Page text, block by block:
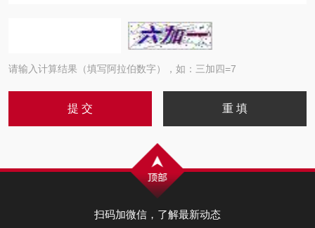
请输入计算结果（填写阿拉伯数字），如：三加四=7
扫码加微信，了解最新动态